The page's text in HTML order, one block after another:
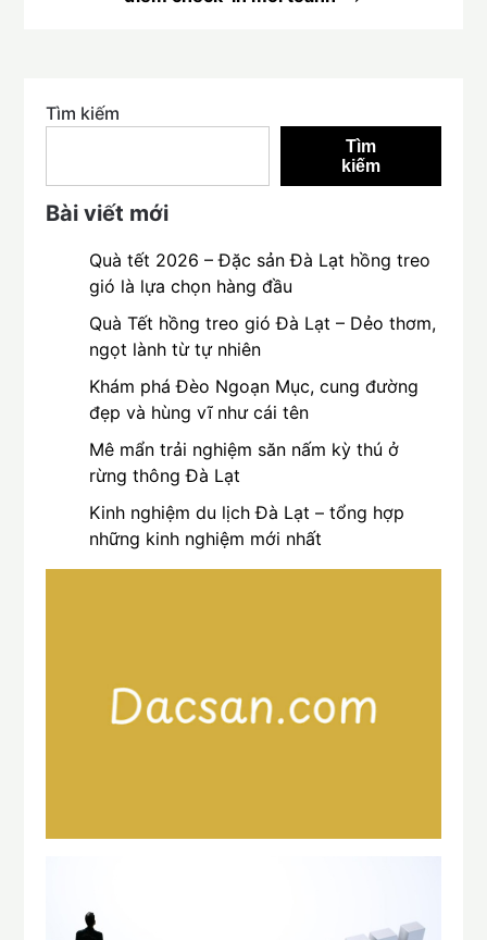
Tìm kiếm
Tìm
kiếm
Bài viết mới
Quà tết 2026 – Đặc sản Đà Lạt hồng treo
gió là lựa chọn hàng đầu
Quà Tết hồng treo gió Đà Lạt – Dẻo thơm,
ngọt lành từ tự nhiên
Khám phá Đèo Ngoạn Mục, cung đường
đẹp và hùng vĩ như cái tên
Mê mẩn trải nghiệm săn nấm kỳ thú ở
rừng thông Đà Lạt
Kinh nghiệm du lịch Đà Lạt – tổng hợp
những kinh nghiệm mới nhất